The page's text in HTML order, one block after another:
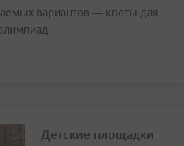
вариантов — квоты для
Детские площадки